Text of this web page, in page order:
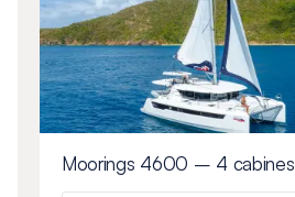
Moorings 4600 – 4 cabines